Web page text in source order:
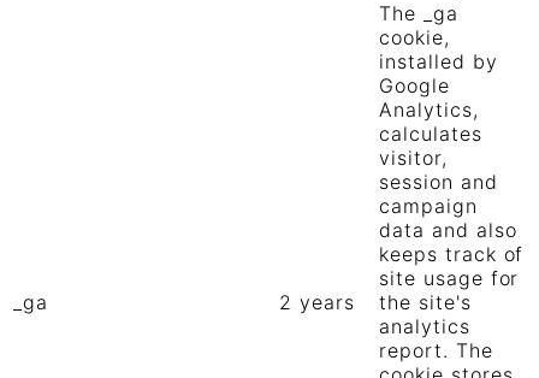
_ga 2 years
The _ga
cookie,
installed by
Google
Analytics,
calculates
visitor,
session and
campaign
data and also
keeps track of
site usage for
the site's
analytics
report. The